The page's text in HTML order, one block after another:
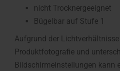
nicht Trocknergeeignet
Bügelbar auf Stufe 1
Aufgrund der
Produktfotografie und
Bildschirmeinstellungen kann